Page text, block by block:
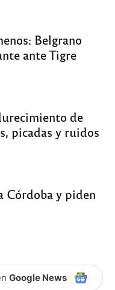
Belgrano
ante Tigre
de
picadas y ruidos
Córdoba y piden
Google News